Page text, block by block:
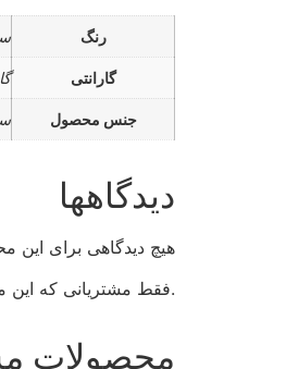
رنگ
گارانتی
جنس محصول
دیدگاهها
هیچ دیدگاهی برای
.فقط مشتریانی که این
محصولات